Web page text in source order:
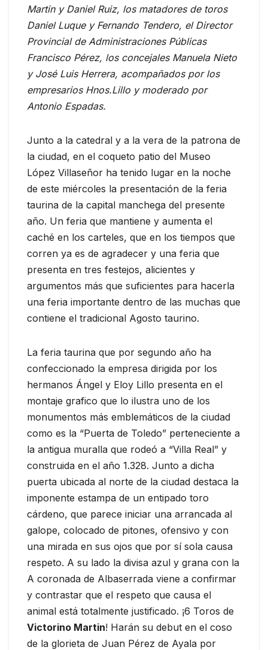
Martin y Daniel Ruiz, los matadores de toros
Daniel Luque y Fernando Tendero, el Director
Provincial de Administraciones Públicas
Francisco Pérez, los concejales Manuela Nieto
y José Luis Herrera, acompañados por los
empresarios Hnos.Lillo y moderado por
Antonio Espadas.
Junto a la catedral y a la vera de la patrona de
la ciudad, en el coqueto patio del Museo
López Villaseñor ha tenido lugar en la noche
de este miércoles la presentación de la feria
taurina de la capital manchega del presente
año. Un feria que mantiene y aumenta el
caché en los carteles, que en los tiempos que
corren ya es de agradecer y una feria que
presenta en tres festejos, alicientes y
argumentos más que suficientes para hacerla
una feria importante dentro de las muchas que
contiene el tradicional Agosto taurino.
La feria taurina que por segundo año ha
confeccionado la empresa dirigida por los
hermanos Ángel y Eloy Lillo presenta en el
montaje grafico que lo ilustra uno de los
monumentos más emblemáticos de la ciudad
como es la “Puerta de Toledo” perteneciente a
la antigua muralla que rodeó a “Villa Real” y
construida en el año 1.328. Junto a dicha
puerta ubicada al norte de la ciudad destaca la
imponente estampa de un entipado toro
cárdeno, que parece iniciar una arrancada al
galope, colocado de pitones, ofensivo y con
una mirada en sus ojos que por sí sola causa
respeto. A su lado la divisa azul y grana con la
A coronada de Albaserrada viene a confirmar
y contrastar que el respeto que causa el
animal está totalmente justificado. ¡6 Toros de
Victorino Martin! Harán su debut en el coso
de la glorieta de Juan Pérez de Ayala por